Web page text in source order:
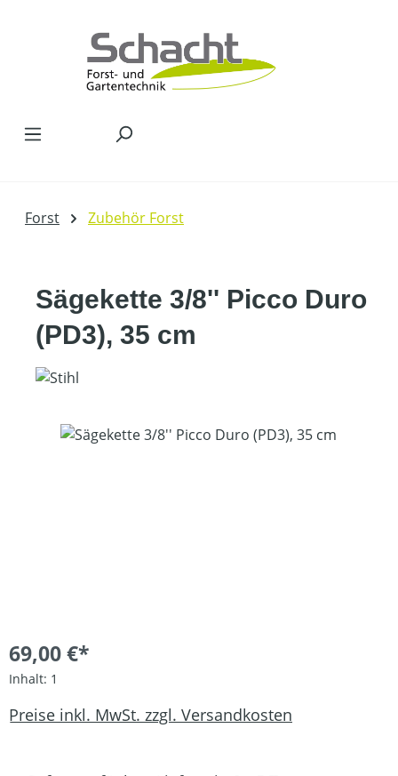
Forst Zubehör Forst
Sägekette 3/8'' Picco Duro
(PD3), 35 cm
Bildergalerie überspringen
69,00 €*
Inhalt: 1
Preise inkl. MwSt. zzgl. Versandkosten